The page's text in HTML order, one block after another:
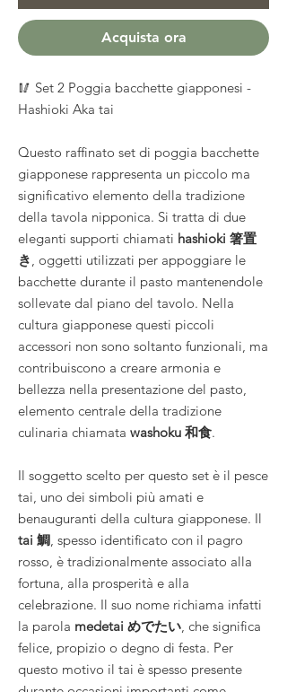
Acquista ora
🥢 Set 2 Poggia bacchette giapponesi -
Hashioki Aka tai
Questo raffinato set di poggia bacchette
giapponese rappresenta un piccolo ma
significativo elemento della tradizione
della tavola nipponica. Si tratta di due
eleganti supporti chiamati hashioki 箸置
き, oggetti utilizzati per appoggiare le
bacchette durante il pasto mantenendole
sollevate dal piano del tavolo. Nella
cultura giapponese questi piccoli
accessori non sono soltanto funzionali, ma
contribuiscono a creare armonia e
bellezza nella presentazione del pasto,
elemento centrale della tradizione
culinaria chiamata washoku 和食.
Il soggetto scelto per questo set è il pesce
tai, uno dei simboli più amati e
benauguranti della cultura giapponese. Il
tai 鯛, spesso identificato con il pagro
rosso, è tradizionalmente associato alla
fortuna, alla prosperità e alla
celebrazione. Il suo nome richiama infatti
la parola medetai めでたい, che significa
felice, propizio o degno di festa. Per
questo motivo il tai è spesso presente